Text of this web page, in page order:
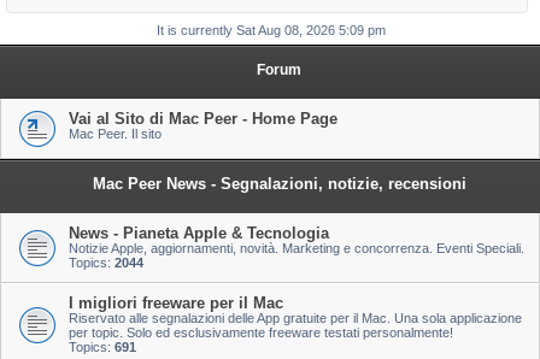
a
It is currently Sat Aug 08, 2026 5:09 pm
Forum
Vai al Sito di Mac Peer - Home Page
Mac Peer. Il sito
Mac Peer News - Segnalazioni, notizie, recensioni
News - Pianeta Apple & Tecnologia
Notizie Apple, aggiornamenti, novità. Marketing e concorrenza. Eventi Speciali.
Topics: 2044
I migliori freeware per il Mac
Riservato alle segnalazioni delle App gratuite per il Mac. Una sola applicazione
per topic. Solo ed esclusivamente freeware testati personalmente!
Topics: 691